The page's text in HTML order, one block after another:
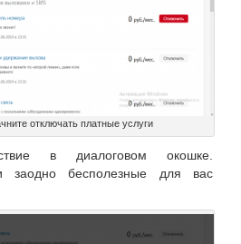
отключать платные услуги
в диалоговом окошке.
заодно бесполезные для вас